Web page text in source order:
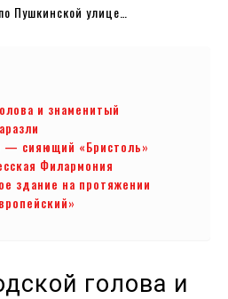
Пушкинской улице…
и знаменитый
— сияющий «Бристоль»
Филармония
здание на протяжении
голова и